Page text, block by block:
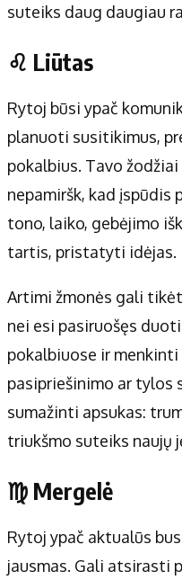
suteiks daug daugiau
♌ Liūtas
Rytoj būsi ypač
planuoti susitikimus,
pokalbius. Tavo
nepamiršk, kad įspūdis
tono, laiko, gebėjimo
tartis, pristatyti idėjas.
Artimi žmonės gali
nei esi pasiruošęs
pokalbiuose ir
pasipriešinimo ar tylos
sumažinti apsukas:
triukšmo suteiks naujų
♍ Mergelė
Rytoj ypač aktualūs
jausmas. Gali atsirasti